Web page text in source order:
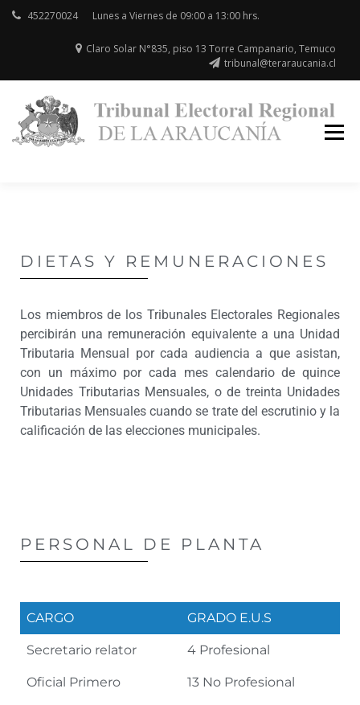
452270024 Lunes a Viernes de 09:00 a 13:00 hrs.
Claro Solar N°835, piso 13 Torre Campanario, Temuco
tribunal@teraraucania.cl
DIETAS Y REMUNERACIONES
Los miembros de los Tribunales Electorales Regionales
percibirán una remuneración equivalente a una Unidad
Tributaria Mensual por cada audiencia a que asistan,
con un máximo por cada mes calendario de quince
Unidades Tributarias Mensuales, o de treinta Unidades
Tributarias Mensuales cuando se trate del escrutinio y la
calificación de las elecciones municipales.
PERSONAL DE PLANTA
CARGO GRADO E.U.S
Secretario relator 4 Profesional
Oficial Primero 13 No Profesional